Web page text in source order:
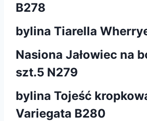
B278
bylina Tiarella
Nasiona Jałowiec na
szt.5 N279
bylina Tojeść
Variegata B280